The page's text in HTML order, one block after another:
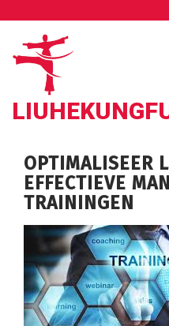
inhoud
OPTIMALISEER
EFFECTIEVE
TRAININGEN